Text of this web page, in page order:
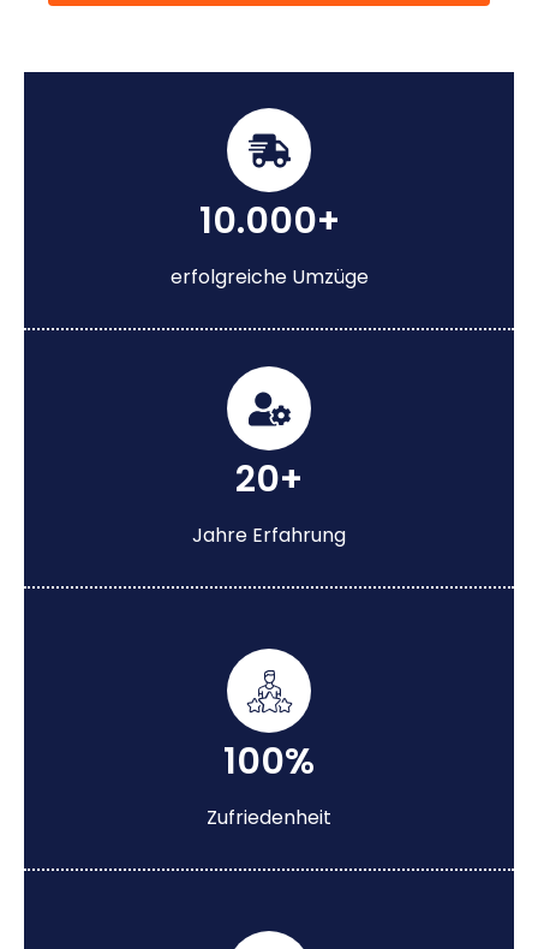
10.000+
erfolgreiche Umzüge
20+
Jahre Erfahrung
100%
Zufriedenheit